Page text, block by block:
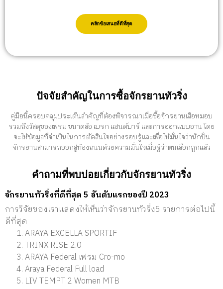
คลิกข้อเสนอที่ดีที่สุด
ปัจจัยสำคัญในการซื้อจักรยานทัวริ่ง
คู่มือนี้ครอบคลุมประเด็นสำคัญที่ต้องพิจารณาเมื่อซื้อจักรยานเสือหมอบ
รวมถึงวัสดุของเฟรม ขนาดล้อ เบรก แฮนด์บาร์ และการออกแบบอาน โดย
จะให้ข้อมูลที่จำเป็นในการตัดสินใจอย่างรอบรู้และเพื่อให้มั่นใจว่านักปั่น
จักรยานสามารถออกสู่ท้องถนนด้วยความมั่นใจเมื่อรู้ว่าตนเลือกถูกแล้ว
คำถามที่พบบ่อยเกี่ยวกับจักรยานทัวริ่ง
จักรยานทัวริ่งที่ดีที่สุด 5 อันดับแรกของปี 2023
การวิจัยของเราแสดงให้เห็นว่าจักรยานทัวริ่ง5 รายการต่อไปนี้
ดีที่สุด
ARAYA EXCELLA SPORTIF
TRINX RISE 2.0
ARAYA Federal เฟรม Cro-mo
Araya Federal Full load
LIV TEMPT 2 Women MTB